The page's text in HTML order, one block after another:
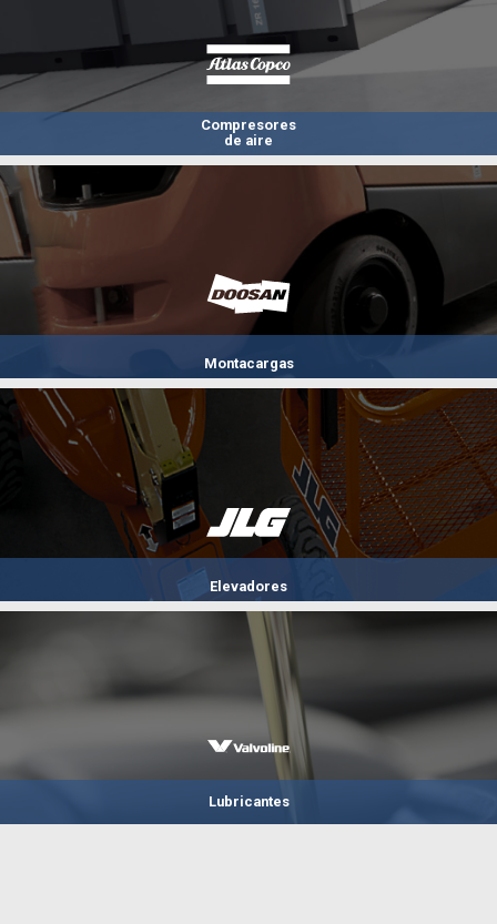
Compresores
de aire
Montacargas
Elevadores
Lubricantes